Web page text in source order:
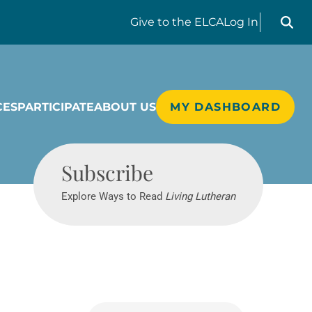
Give to the ELCALog In
Search
PARTICIPATEABOUT US MY DASHBOARD
Subscribe
Explore Ways to Read Living Lutheran